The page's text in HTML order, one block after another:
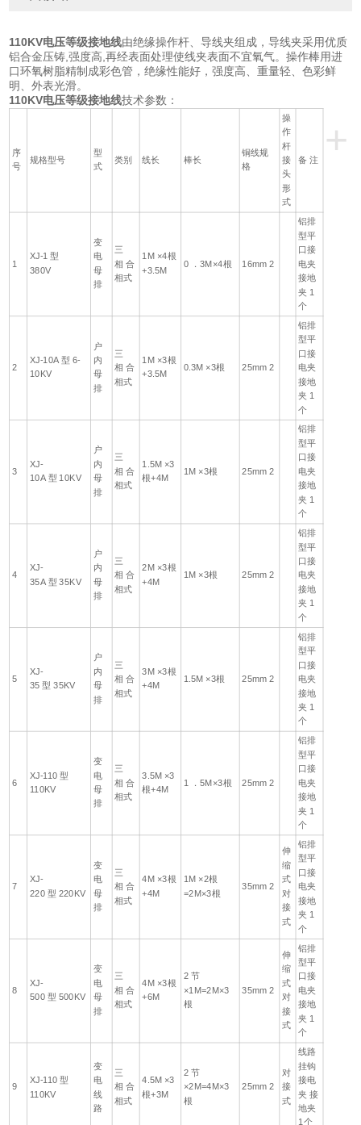
110KV电压等级接地线由绝缘操作杆、导线夹组成，导线夹采用优质
铝合金压铸,强度高,再经表面处理使线夹表面不宜氧气。操作棒用进
口环氧树脂精制成彩色管，绝缘性能好，强度高、重量轻、色彩鲜
明、外表光滑。
110KV电压等级接地线技术参数：
+
序
号
规格型号
型
式
类别 线长 棒长
铜线规
格
操
作
杆
接
头
形
式
备 注
1
XJ-1 型
380V
变
电
母
排
三
相 合
相式
1M ×4根
+3.5M
0 ．3M×4根 16mm 2
铝排
型平
口接
电夹
接地
夹 1
个
2
XJ-10A 型 6-
10KV
户
内
母
排
三
相 合
相式
1M ×3根
+3.5M
0.3M ×3根 25mm 2
铝排
型平
口接
电夹
接地
夹 1
个
3
XJ-
10A 型 10KV
户
内
母
排
三
相 合
相式
1.5M ×3
根+4M
1M ×3根 25mm 2
铝排
型平
口接
电夹
接地
夹 1
个
4
XJ-
35A 型 35KV
户
内
母
排
三
相 合
相式
2M ×3根
+4M
1M ×3根 25mm 2
铝排
型平
口接
电夹
接地
夹 1
个
5
XJ-
35 型 35KV
户
内
母
排
三
相 合
相式
3M ×3根
+4M
1.5M ×3根 25mm 2
铝排
型平
口接
电夹
接地
夹 1
个
6
XJ-110 型
110KV
变
电
母
排
三
相 合
相式
3.5M ×3
根+4M
1 ．5M×3根 25mm 2
铝排
型平
口接
电夹
接地
夹 1
个
7
XJ-
220 型 220KV
变
电
母
排
三
相 合
相式
4M ×3根
+4M
1M ×2根
=2M×3根
35mm 2
伸
缩
式
对
接
式
铝排
型平
口接
电夹
接地
夹 1
个
8
XJ-
500 型 500KV
变
电
母
排
三
相 合
相式
4M ×3根
+6M
2 节
×1M=2M×3
根
35mm 2
伸
缩
式
对
接
式
铝排
型平
口接
电夹
接地
夹 1
个
9
XJ-110 型
110KV
变
电
线
路
三
相 合
相式
4.5M ×3
根+3M
2 节
×2M=4M×3
根
25mm 2
对
接
式
线路
挂钩
接电
夹 接
地夹
1个